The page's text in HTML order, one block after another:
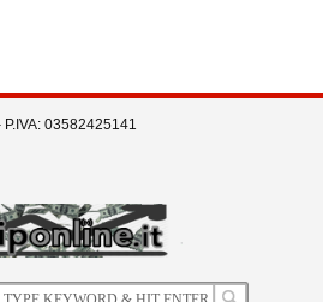
03582425141